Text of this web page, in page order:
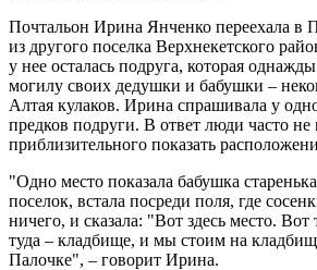
Почтальон Ирина Янченко переехала в
из другого поселка Верхнекетского
у нее осталась подруга, которая
могилу своих дедушки и бабушки –
Алтая кулаков. Ирина спрашивала у
предков подруги. В ответ люди часто не
приблизительного показать
"Одно место показала бабушка
поселок, встала посреди поля, где
ничего, и сказала: "Вот здесь место.
туда – кладбище, и мы стоим на
Палочке", – говорит Ирина.